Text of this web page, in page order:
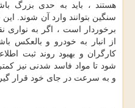
هستند ، باید به حدی بزرگ
سنگین بتوانند وارد آن شوند.
برخوردار است ، اگر به نواری
از انبار به خودرو و بالعکس
کارگران و بهبود روند ثبت
شود تا مواد فاسد شدنی نیز
و به سرعت در جای خود قرار